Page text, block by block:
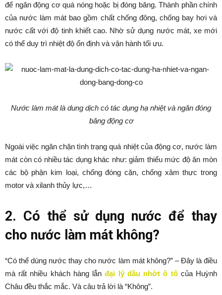
để ngăn động cơ quá nóng hoặc bị đóng băng. Thành phần chính
của nước làm mát bao gồm chất chống đông, chống bay hơi và
nước cất với độ tinh khiết cao. Nhờ sử dụng nước mát, xe mới
có thể duy trì nhiệt độ ổn định và vận hành tối ưu.
Nước làm mát là dung dịch có tác dụng hạ nhiệt và ngăn đóng
băng động cơ
Ngoài việc ngăn chặn tình trạng quá nhiệt của động cơ, nước làm
mát còn có nhiều tác dụng khác như: giảm thiểu mức độ ăn mòn
các bộ phận kim loại, chống đóng cặn, chống xâm thực trong
motor và xilanh thủy lực,…
2. Có thể sử dụng nước để thay
cho nước làm mát không?
“Có thể dùng nước thay cho nước làm mát không?” – Đây là điều
mà rất nhiều khách hàng lẫnđại lý dầu nhớt ô tôcủa Huỳnh
Châu đều thắc mắc. Và câu trả lời là “Không”.